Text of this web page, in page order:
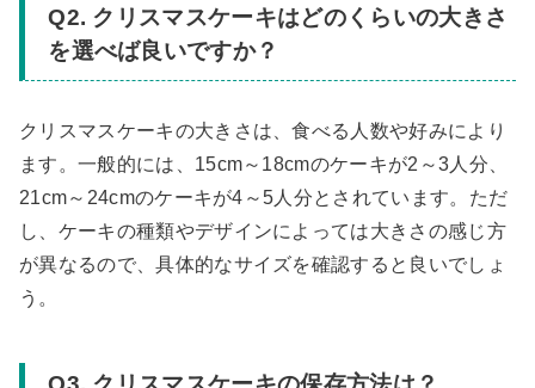
Q2. クリスマスケーキはどのくらいの大きさ
を選べば良いですか？
クリスマスケーキの大きさは、食べる人数や好みにより
ます。一般的には、15cm～18cmのケーキが2～3人分、
21cm～24cmのケーキが4～5人分とされています。ただ
し、ケーキの種類やデザインによっては大きさの感じ方
が異なるので、具体的なサイズを確認すると良いでしょ
う。